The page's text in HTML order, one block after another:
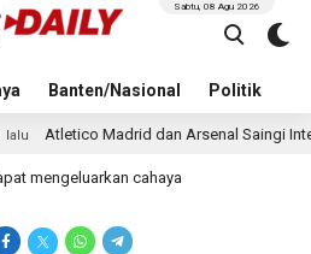
Banten/Nasional Politik
Sabtu, 08 Agu 2026
Atletico Madrid dan Arsenal Saingi Inter
mengeluarkan cahaya